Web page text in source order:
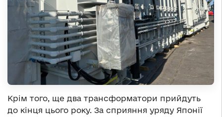
Крім того, ще два трансформатори прийдуть
до кінця цього року. За сприяння уряду Японії